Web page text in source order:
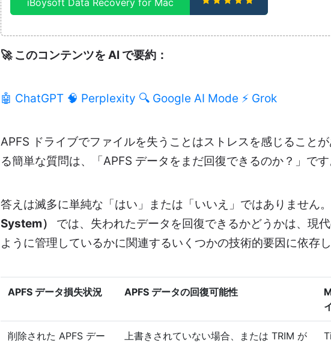
iBoysoft Data Recovery for Mac
🚀 このコンテンツを AI で要約：
🤖 ChatGPT 🧠 Perplexity 🔍 Google AI Mode ⚡ Grok
APFS ドライブでファイルを失うことはストレスを感じること
る簡単な質問は、「APFS データをまだ回復できるのか？」です
答えは滅多に単純な「はい」または「いいえ」ではありません。
System）
では、失われたデータを回復できるかどうかは、現
ように管理しているかに関連するいくつかの技術的要因に依存し
APFS データ損失状況 APFS データの回復可能性
削除された APFS デー
上書きされていない場合、または TRIM が